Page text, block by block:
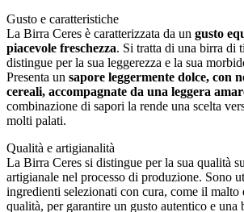
Gusto e caratteristiche
La Birra Ceres è caratterizzata da un gusto
piacevole freschezza. Si tratta di una birra di
distingue per la sua leggerezza e la sua
Presenta un sapore leggermente dolce, con
cereali, accompagnate da una leggera
combinazione di sapori la rende una scelta
molti palati.
Qualità e artigianalità
La Birra Ceres si distingue per la sua qualità
artigianale nel processo di produzione. Sono
ingredienti selezionati con cura, come il
qualità, per garantire un gusto autentico e una